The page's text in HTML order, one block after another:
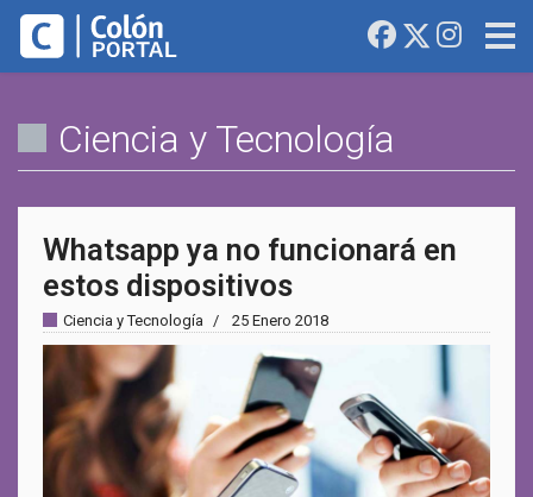
Ciencia y Tecnología
Whatsapp ya no funcionará en
estos dispositivos
Ciencia y Tecnología 25 Enero 2018